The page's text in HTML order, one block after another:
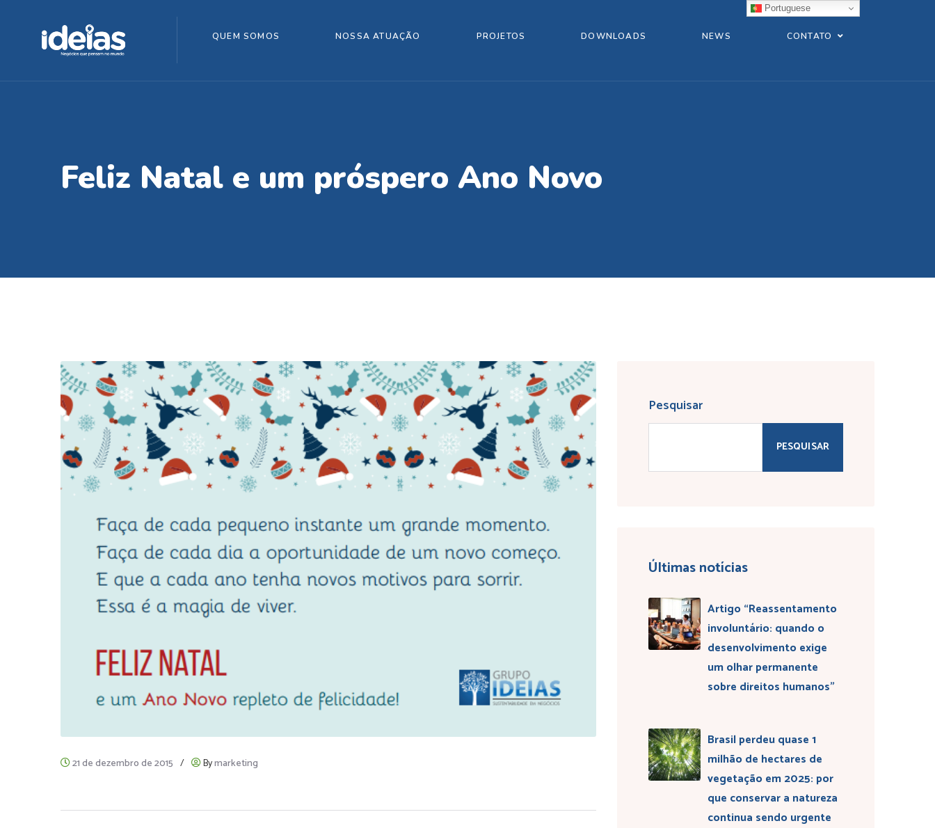
QUEM SOMOS NOSSA ATUAÇÃO PROJETOS DOWNLOADS NEWS CONTATO
Feliz Natal e um próspero Ano Novo
21 de dezembro de 2015 / Bymarketing
Pesquisar
PESQUISAR
Últimas notícias
Artigo “Reassentamento
involuntário: quando o
desenvolvimento exige
um olhar permanente
sobre direitos humanos”
Brasil perdeu quase 1
milhão de hectares de
vegetação em 2025: por
que conservar a natureza
continua sendo urgente
Portuguese